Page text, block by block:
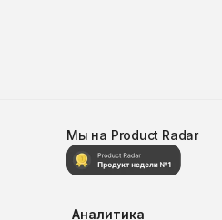
Мы на Product Radar
Аналитика